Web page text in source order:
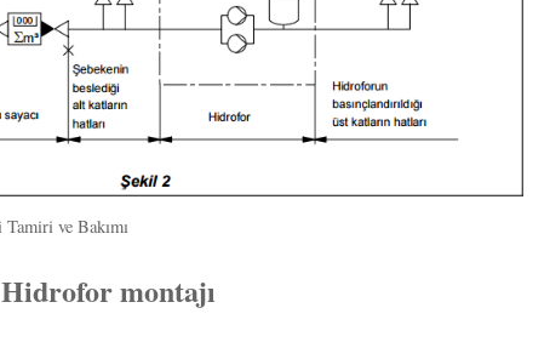
ve Bakımı
montajı